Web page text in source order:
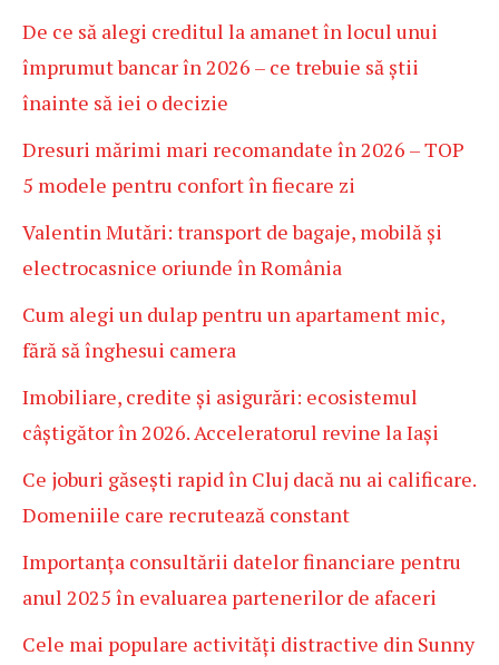
De ce să alegi creditul la amanet în locul unui
împrumut bancar în 2026 – ce trebuie să știi
înainte să iei o decizie
Dresuri mărimi mari recomandate în 2026 – TOP
5 modele pentru confort în fiecare zi
Valentin Mutări: transport de bagaje, mobilă și
electrocasnice oriunde în România
Cum alegi un dulap pentru un apartament mic,
fără să înghesui camera
Imobiliare, credite și asigurări: ecosistemul
câștigător în 2026. Acceleratorul revine la Iași
Ce joburi găsești rapid în Cluj dacă nu ai calificare.
Domeniile care recrutează constant
Importanța consultării datelor financiare pentru
anul 2025 în evaluarea partenerilor de afaceri
Cele mai populare activități distractive din Sunny